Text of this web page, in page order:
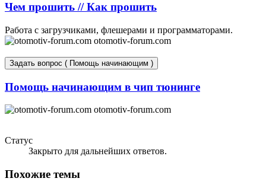
Чем прошить // Как прошить
Работа с загрузчиками, флешерами и программаторами.
otomotiv-forum.com
Задать вопрос ( Помощь начинающим )
Помощь начинающим в чип тюнинге
otomotiv-forum.com
Статус
Закрыто для дальнейших ответов.
Похожие темы